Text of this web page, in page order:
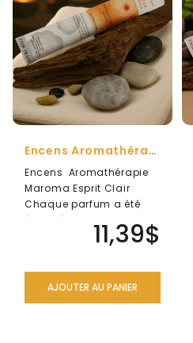
ENSEMBLES
CADEAU
ANTI-
MOUSTIQUE
NATUREL
SÉRIE
DES
DIVERS
Encens Aromathérapie Maroma ESPRIT CLAIR
Encens Aromathérapie
Maroma Esprit Clair
Chaque parfum a été
élaboré avec soin grâce
11,39$
AJOUTER AU PANIER